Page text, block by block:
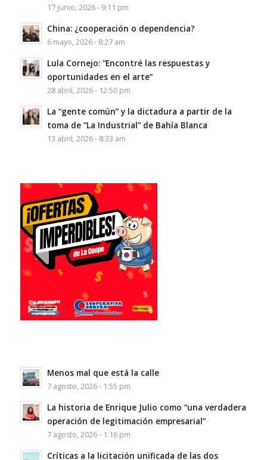
17 junio, 2026 - 9:11 pm
China: ¿cooperación o dependencia?
6 mayo, 2026 - 8:27 am
Lula Cornejo: “Encontré las respuestas y
oportunidades en el arte”
28 abril, 2026 - 12:50 pm
La “gente común” y la dictadura a partir de la
toma de “La Industrial” de Bahía Blanca
13 abril, 2026 - 8:33 am
Menos mal que está la calle
7 agosto, 2026 - 1:55 pm
La historia de Enrique Julio como “una verdadera
operación de legitimación empresarial”
7 agosto, 2026 - 1:16 pm
Críticas a la licitación unificada de las dos